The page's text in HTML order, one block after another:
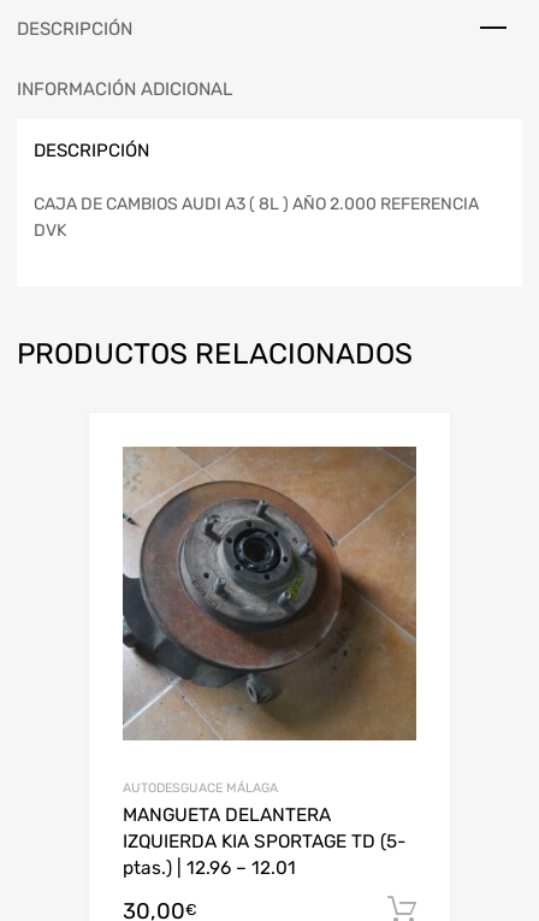
DESCRIPCIÓN
INFORMACIÓN ADICIONAL
DESCRIPCIÓN
CAJA DE CAMBIOS AUDI A3 ( 8L ) AÑO 2.000 REFERENCIA
DVK
PRODUCTOS RELACIONADOS
AUTODESGUACE MÁLAGA
MANGUETA DELANTERA
IZQUIERDA KIA SPORTAGE TD (5-
ptas.) | 12.96 – 12.01
30,00€